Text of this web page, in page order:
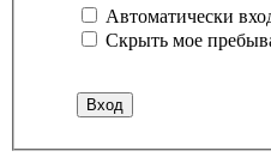
Автоматически
Скрыть мое